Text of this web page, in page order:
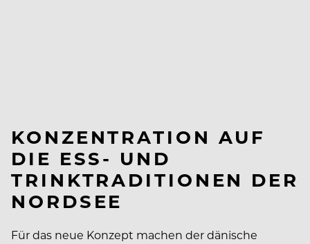
KONZENTRATION AUF
DIE ESS- UND
TRINKTRADITIONEN DER
NORDSEE
Für das neue Konzept machen der dänische